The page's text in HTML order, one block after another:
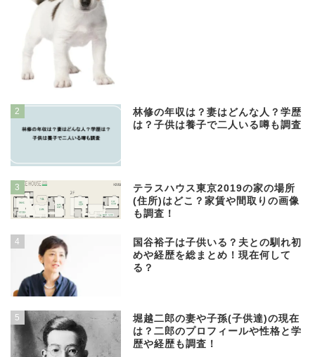
2
林修の年収は？妻はどんな人？学歴
は？子供は養子で二人いる噂も調査
3
テラスハウス東京2019の家の場所
(住所)はどこ？家賃や間取りの画像
も調査！
4
国谷裕子は子供いる？夫との馴れ初
めや経歴を総まとめ！現在何して
る？
5
堀越二郎の妻や子孫(子供達)の現在
は？二郎のプロフィールや性格と学
歴や経歴も調査！